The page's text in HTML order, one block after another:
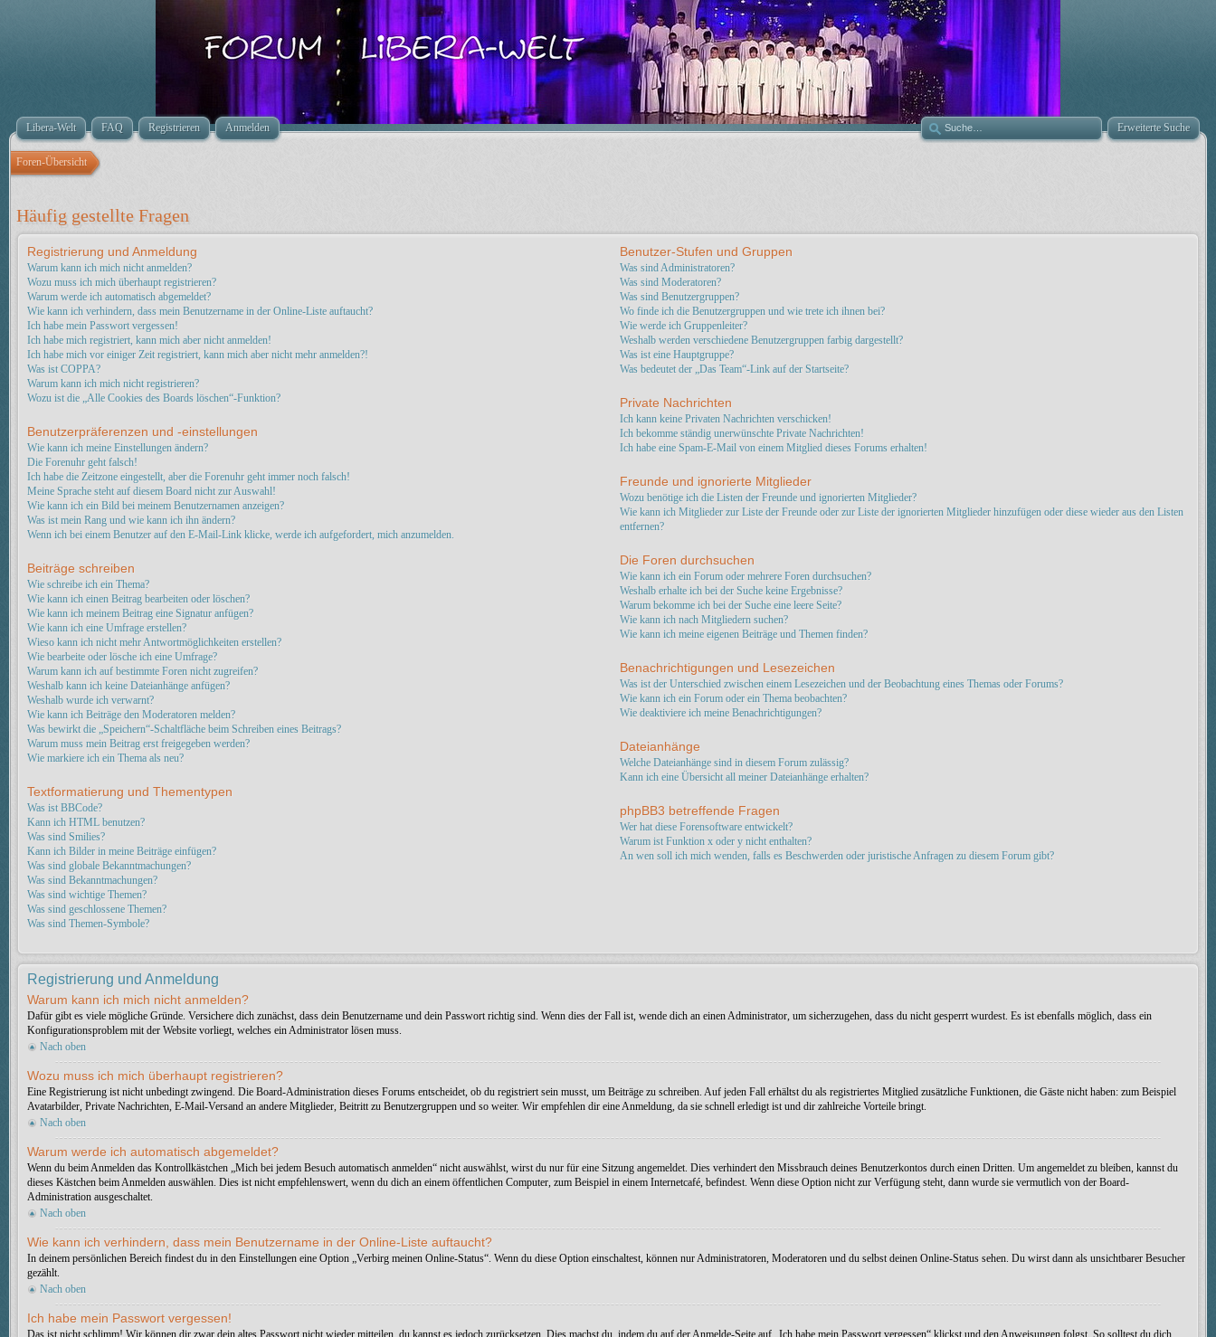
Erweiterte Suche
Libera-Welt FAQ Registrieren Anmelden
Foren-Übersicht
Häufig gestellte Fragen
Registrierung und Anmeldung
Warum kann ich mich nicht anmelden?
Wozu muss ich mich überhaupt registrieren?
Warum werde ich automatisch abgemeldet?
Wie kann ich verhindern, dass mein Benutzername in der Online-Liste auftaucht?
Ich habe mein Passwort vergessen!
Ich habe mich registriert, kann mich aber nicht anmelden!
Ich habe mich vor einiger Zeit registriert, kann mich aber nicht mehr anmelden?!
Was ist COPPA?
Warum kann ich mich nicht registrieren?
Wozu ist die „Alle Cookies des Boards löschen“-Funktion?
Benutzerpräferenzen und -einstellungen
Wie kann ich meine Einstellungen ändern?
Die Forenuhr geht falsch!
Ich habe die Zeitzone eingestellt, aber die Forenuhr geht immer noch falsch!
Meine Sprache steht auf diesem Board nicht zur Auswahl!
Wie kann ich ein Bild bei meinem Benutzernamen anzeigen?
Was ist mein Rang und wie kann ich ihn ändern?
Wenn ich bei einem Benutzer auf den E-Mail-Link klicke, werde ich aufgefordert, mich anzumelden.
Beiträge schreiben
Wie schreibe ich ein Thema?
Wie kann ich einen Beitrag bearbeiten oder löschen?
Wie kann ich meinem Beitrag eine Signatur anfügen?
Wie kann ich eine Umfrage erstellen?
Wieso kann ich nicht mehr Antwortmöglichkeiten erstellen?
Wie bearbeite oder lösche ich eine Umfrage?
Warum kann ich auf bestimmte Foren nicht zugreifen?
Weshalb kann ich keine Dateianhänge anfügen?
Weshalb wurde ich verwarnt?
Wie kann ich Beiträge den Moderatoren melden?
Was bewirkt die „Speichern“-Schaltfläche beim Schreiben eines Beitrags?
Warum muss mein Beitrag erst freigegeben werden?
Wie markiere ich ein Thema als neu?
Textformatierung und Thementypen
Was ist BBCode?
Kann ich HTML benutzen?
Was sind Smilies?
Kann ich Bilder in meine Beiträge einfügen?
Was sind globale Bekanntmachungen?
Was sind Bekanntmachungen?
Was sind wichtige Themen?
Was sind geschlossene Themen?
Was sind Themen-Symbole?
Benutzer-Stufen und Gruppen
Was sind Administratoren?
Was sind Moderatoren?
Was sind Benutzergruppen?
Wo finde ich die Benutzergruppen und wie trete ich ihnen bei?
Wie werde ich Gruppenleiter?
Weshalb werden verschiedene Benutzergruppen farbig dargestellt?
Was ist eine Hauptgruppe?
Was bedeutet der „Das Team“-Link auf der Startseite?
Private Nachrichten
Ich kann keine Privaten Nachrichten verschicken!
Ich bekomme ständig unerwünschte Private Nachrichten!
Ich habe eine Spam-E-Mail von einem Mitglied dieses Forums erhalten!
Freunde und ignorierte Mitglieder
Wozu benötige ich die Listen der Freunde und ignorierten Mitglieder?
Wie kann ich Mitglieder zur Liste der Freunde oder zur Liste der ignorierten Mitglieder hinzufügen oder diese wieder aus den Listen
entfernen?
Die Foren durchsuchen
Wie kann ich ein Forum oder mehrere Foren durchsuchen?
Weshalb erhalte ich bei der Suche keine Ergebnisse?
Warum bekomme ich bei der Suche eine leere Seite?
Wie kann ich nach Mitgliedern suchen?
Wie kann ich meine eigenen Beiträge und Themen finden?
Benachrichtigungen und Lesezeichen
Was ist der Unterschied zwischen einem Lesezeichen und der Beobachtung eines Themas oder Forums?
Wie kann ich ein Forum oder ein Thema beobachten?
Wie deaktiviere ich meine Benachrichtigungen?
Dateianhänge
Welche Dateianhänge sind in diesem Forum zulässig?
Kann ich eine Übersicht all meiner Dateianhänge erhalten?
phpBB3 betreffende Fragen
Wer hat diese Forensoftware entwickelt?
Warum ist Funktion x oder y nicht enthalten?
An wen soll ich mich wenden, falls es Beschwerden oder juristische Anfragen zu diesem Forum gibt?
Registrierung und Anmeldung
Warum kann ich mich nicht anmelden?
Dafür gibt es viele mögliche Gründe. Versichere dich zunächst, dass dein Benutzername und dein Passwort richtig sind. Wenn dies der Fall ist, wende dich an einen Administrator, um sicherzugehen, dass du nicht gesperrt wurdest. Es ist ebenfalls möglich, dass ein
Konfigurationsproblem mit der Website vorliegt, welches ein Administrator lösen muss.
Nach oben
Wozu muss ich mich überhaupt registrieren?
Eine Registrierung ist nicht unbedingt zwingend. Die Board-Administration dieses Forums entscheidet, ob du registriert sein musst, um Beiträge zu schreiben. Auf jeden Fall erhältst du als registriertes Mitglied zusätzliche Funktionen, die Gäste nicht haben: zum Beispiel
Avatarbilder, Private Nachrichten, E-Mail-Versand an andere Mitglieder, Beitritt zu Benutzergruppen und so weiter. Wir empfehlen dir eine Anmeldung, da sie schnell erledigt ist und dir zahlreiche Vorteile bringt.
Nach oben
Warum werde ich automatisch abgemeldet?
Wenn du beim Anmelden das Kontrollkästchen „Mich bei jedem Besuch automatisch anmelden“ nicht auswählst, wirst du nur für eine Sitzung angemeldet. Dies verhindert den Missbrauch deines Benutzerkontos durch einen Dritten. Um angemeldet zu bleiben, kannst du
dieses Kästchen beim Anmelden auswählen. Dies ist nicht empfehlenswert, wenn du dich an einem öffentlichen Computer, zum Beispiel in einem Internetcafé, befindest. Wenn diese Option nicht zur Verfügung steht, dann wurde sie vermutlich von der Board-
Administration ausgeschaltet.
Nach oben
Wie kann ich verhindern, dass mein Benutzername in der Online-Liste auftaucht?
In deinem persönlichen Bereich findest du in den Einstellungen eine Option „Verbirg meinen Online-Status“. Wenn du diese Option einschaltest, können nur Administratoren, Moderatoren und du selbst deinen Online-Status sehen. Du wirst dann als unsichtbarer Besucher
gezählt.
Nach oben
Ich habe mein Passwort vergessen!
Das ist nicht schlimm! Wir können dir zwar dein altes Passwort nicht wieder mitteilen, du kannst es jedoch zurücksetzen. Dies machst du, indem du auf der Anmelde-Seite auf „Ich habe mein Passwort vergessen“ klickst und den Anweisungen folgst. So solltest du dich